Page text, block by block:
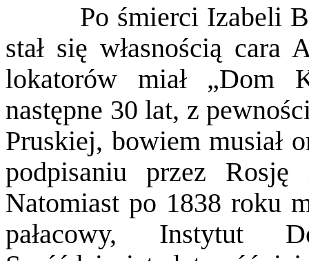
Po śmierci Izabeli
stał się własnością
lokatorów miał „Dom
następne 30 lat, z
Pruskiej, bowiem musiał
podpisaniu przez
Natomiast po 1838 roku
pałacowy, Instytut